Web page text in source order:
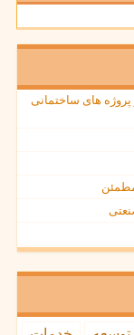
های ساختمانی
مطمئن